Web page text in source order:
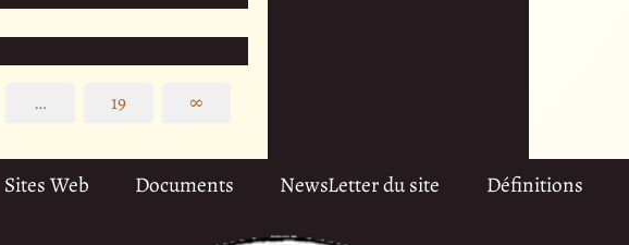
… 19 ∞
Sites Web Documents NewsLetter du site Définitions